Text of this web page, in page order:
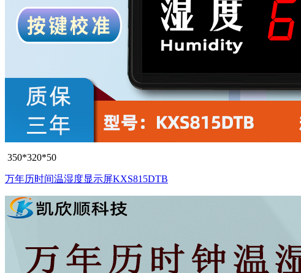
350*320*50
万年历时间温湿度显示屏KXS815DTB